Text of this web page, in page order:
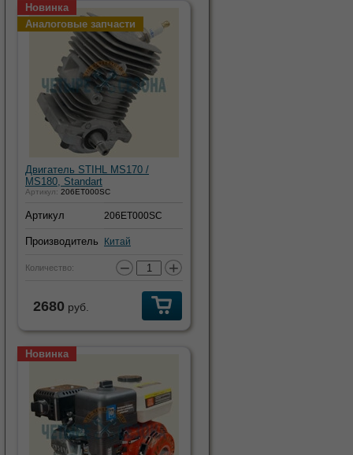
Новинка
Аналоговые запчасти
Двигатель STIHL MS170 /
MS180, Standart
Артикул: 206ET000SC
Артикул 206ET000SC
Производитель Китай
Количество: − +
2680 руб.
Новинка